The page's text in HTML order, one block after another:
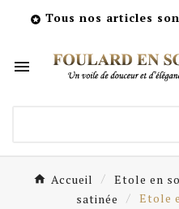
 Tous nos articles

Accueil Etole en
satinée
Etole